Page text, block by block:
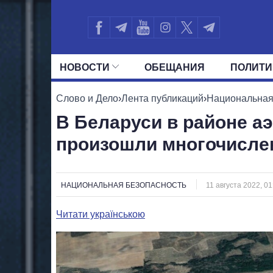
НОВОСТИ ОБЕЩАНИЯ
ВСЕ ПОЛИТИКИ ПРЕЗИДЕНТ И
Слово и Дело›Лента публикаций›
В Беларуси в районе
произошли
НАЦИОНАЛЬНАЯ БЕЗОПАСНОСТЬ 11 августа 2022,
Читати українською